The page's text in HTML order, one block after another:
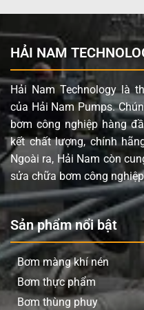
Đường cấp khí
Đầu hút và đẩy
Chất rắn qua bơm tối đa
Ứng dụng sản
TATS-02
Với khả năng xử lý đa
DS10-AAT-TATS-02 là
ngành công nghiệp:
Ngành hóa chất:
loại hóa chất ăn mòn
Ngành sơn và in ấn:
dán.
Ngành dầu khí: Bơm
HẢI NAM
Hải Nam Technology là
của Hải Nam Pumps.
bơm công nghiệp hàng
kết chất lượng, chính
Ngoài ra, Hải Nam còn
sửa chữa bơm công
Sản phẩm nổi bật
Bơm màng khí nén
Bơm thực phẩm
Bơm thùng phuy